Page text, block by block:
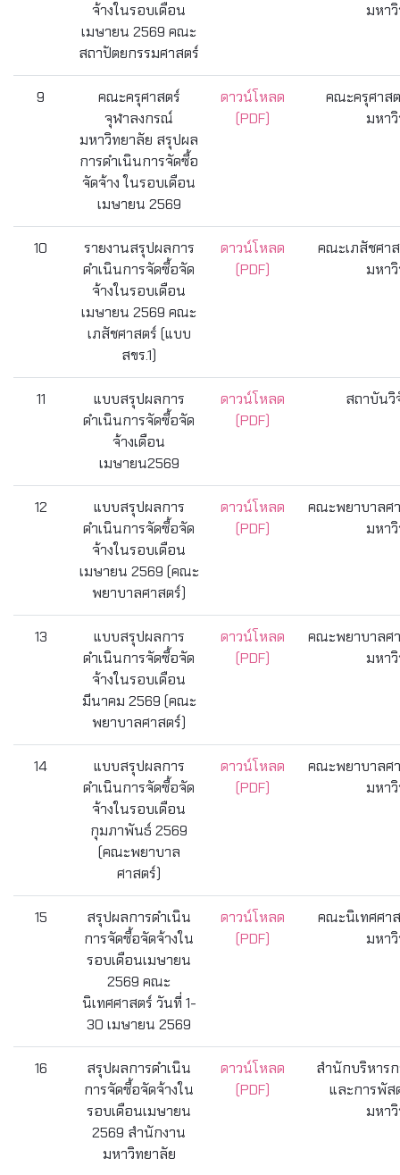
จ้างในรอบเดือน
เมษายน 2569 คณะ
สถาปัตยกรรมศาสตร์
มหา
9
คณะครุศาสตร์
จุฬาลงกรณ์
มหาวิทยาลัย สรุปผล
การดำเนินการจัดซื้อ
จัดจ้าง ในรอบเดือน
เมษายน 2569
ดาวน์โหลด
(PDF)
คณะครุศาส
มหา
10
รายงานสรุปผลการ
ดำเนินการจัดซื้อจัด
จ้างในรอบเดือน
เมษายน 2569 คณะ
เภสัชศาสตร์ (แบบ
สขร.1)
ดาวน์โหลด
(PDF)
คณะเภสัชศา
มหา
11
แบบสรุปผลการ
ดำเนินการจัดซื้อจัด
จ้างเดือน
เมษายน2569
ดาวน์โหลด
(PDF)
สถาบันวิ
12
แบบสรุปผลการ
ดำเนินการจัดซื้อจัด
จ้างในรอบเดือน
เมษายน 2569 (คณะ
พยาบาลศาสตร์)
ดาวน์โหลด
(PDF)
คณะพยาบาลศ
มหา
13
แบบสรุปผลการ
ดำเนินการจัดซื้อจัด
จ้างในรอบเดือน
มีนาคม 2569 (คณะ
พยาบาลศาสตร์)
ดาวน์โหลด
(PDF)
คณะพยาบาลศ
มหา
14
แบบสรุปผลการ
ดำเนินการจัดซื้อจัด
จ้างในรอบเดือน
กุมภาพันธ์ 2569
(คณะพยาบาล
ศาสตร์)
ดาวน์โหลด
(PDF)
คณะพยาบาลศ
มหา
15
สรุปผลการดำเนิน
การจัดซื้อจัดจ้างใน
รอบเดือนเมษายน
2569 คณะ
นิเทศศาสตร์ วันที่ 1-
30 เมษายน 2569
ดาวน์โหลด
(PDF)
คณะนิเทศศา
มหา
16
สรุปผลการดำเนิน
การจัดซื้อจัดจ้างใน
รอบเดือนเมษายน
2569 สำนักงาน
มหาวิทยาลัย
ดาวน์โหลด
(PDF)
สำนักบริหาร
และการพั
มหา